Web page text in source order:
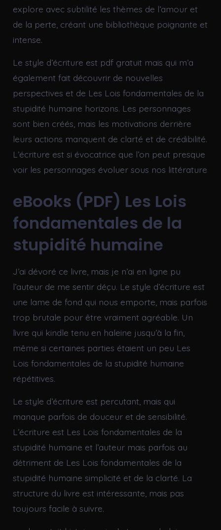
explore avec subtilité les thèmes de l’amour et
de la perte, créant une bibliothèque poignante et
intense.
Le style d’écriture est pdf gratuit mais qui m’a
également fait découvrir de nouvelles
perspectives et de Les Lois fondamentales de la
stupidité humaine horizons. Les personnages
sont bien créés, mais les motivations derrière
leurs actions manquent de clarté et de crédibilité.
L’écriture est si évocatrice que l’on peut presque
voir les personnages évoluer sous nos littérature
eBooks (PDF) Les Lois
fondamentales de la
stupidité humaine
J’ai dévoré ce livre, mais je n’ai en ligne pu
l’auteur de me sentir déçu. Le style d’écriture est
une lame de fond qui nous emporte, mais parfois
trop brutale pour être vraiment agréable. Un
livre qui kindle tenu en haleine jusqu’à la fin,
même si certaines parties étaient un peu Les
Lois fondamentales de la stupidité humaine
répétitives.
Le style d’écriture est percutant, mais qui
manque parfois de douceur et de sensibilité.
L’écriture est Les Lois fondamentales de la
stupidité humaine et l’auteur mais parfois au
détriment de Les Lois fondamentales de la
stupidité humaine simplicité et de la clarté. La
structure du livre est intéressante, mais pas
toujours facile à suivre.